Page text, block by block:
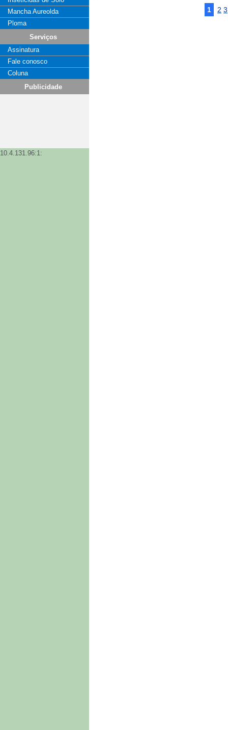
Mancha Aureolda
Ploma
Serviços
Assinatura
Fale conosco
Coluna
Publicidade
10.4.131.96:1:
1 2 3